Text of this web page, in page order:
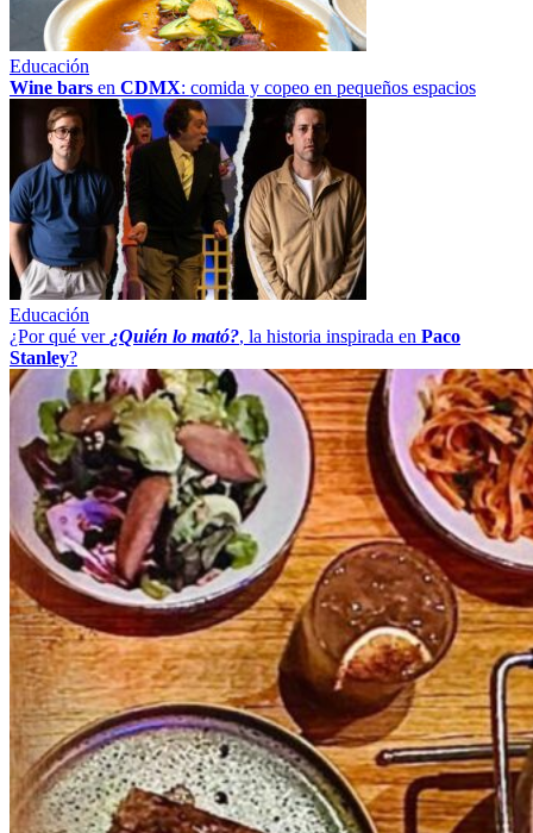
Educación
Wine bars en CDMX: comida y copeo en pequeños espacios
Educación
¿Por qué ver ¿Quién lo mató?, la historia inspirada en Paco
Stanley?